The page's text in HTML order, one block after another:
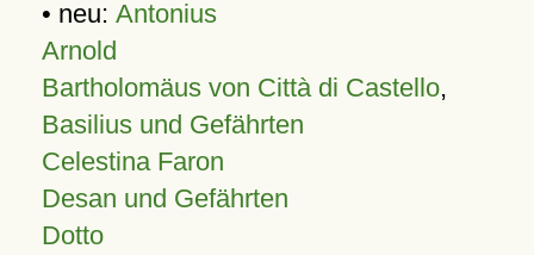
• neu: Antonius
Arnold
Bartholomäus von Città di Castello,
Basilius und Gefährten
Celestina Faron
Desan und Gefährten
Dotto